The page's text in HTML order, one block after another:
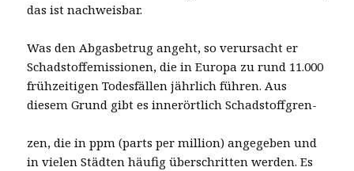
das ist nachweisbar.
Was den Abgasbetrug angeht, so verursacht er
Schadstoffemissionen, die in Europa zu rund 11.000
frühzeitigen Todesfällen jährlich führen. Aus
diesem Grund gibt es innerörtlich Schadstoffgren-
zen, die in ppm (parts per million) angegeben und
in vielen Städten häufig überschritten werden. Es